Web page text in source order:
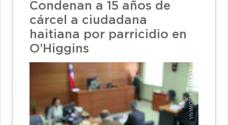
Condenan a 15 años de
cárcel a ciudadana
haitiana por parricidio en
O’Higgins